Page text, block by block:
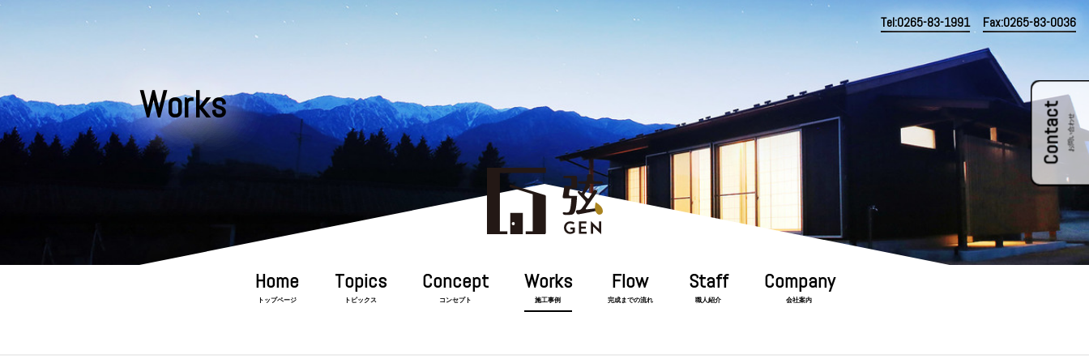
Works Contact お問い合わせ
Tel:0265-83-1991 Fax:0265-83-0036
トップページ トピックス コンセプト 施工事例 完成までの流れ 職人紹介 会社案内